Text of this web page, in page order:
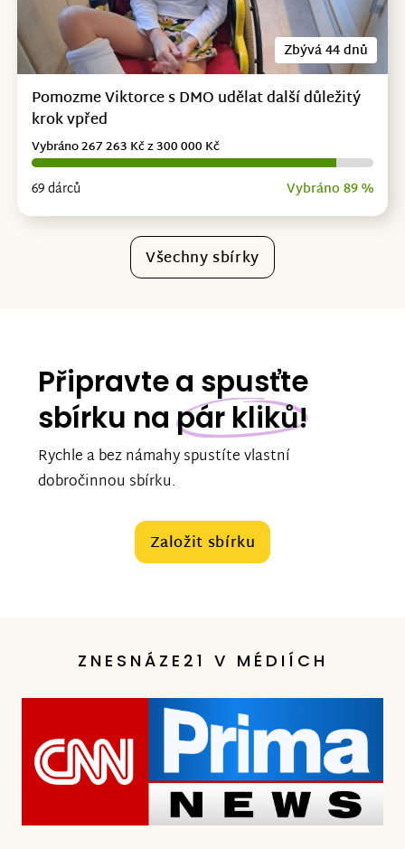
Zbývá 44 dnů
Pomozme Viktorce s DMO udělat další důležitý
krok vpřed
69 dárců Vybráno 89 %
Vybráno 267 263 Kč z 300 000 Kč
Všechny sbírky
Připravte a spusťte
sbírku na pár kliků!
Rychle a bez námahy spustíte vlastní
dobročinnou sbírku.
Založit sbírku
ZNESNÁZE21 V MÉDIÍCH